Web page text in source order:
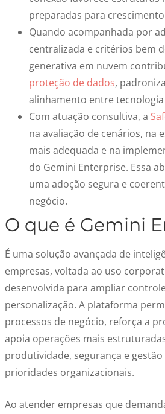
preparadas para
Quando acompanhada por
centralizada e critérios bem
generativa em nuvem
proteção de dados,
alinhamento entre
Com atuação consultiva, a
na avaliação de cenários, na
mais adequada e na
do Gemini Enterprise. Essa
uma adoção segura e
negócio.
O que é Gemini
É uma solução avançada de
empresas, voltada ao uso
desenvolvida para ampliar
personalização. A plataforma
processos de negócio, reforça a
apoia operações mais
produtividade, segurança e
prioridades organizacionais.
Ao atender empresas que